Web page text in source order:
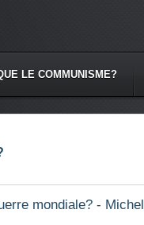
LE COMMUNISME?